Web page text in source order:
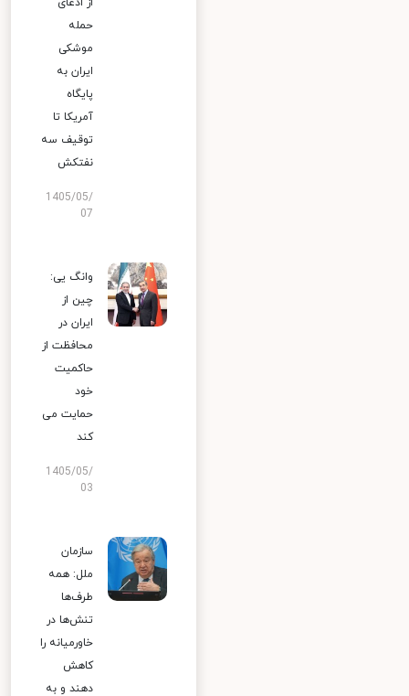
حمله
موشکی
ایران به
پایگاه
آمریکا تا
توقیف سه
نفتکش
1405/05/
07
وانگ یی:
چین از
ایران در
محافظت از
حاکمیت
خود
حمایت می
کند
1405/05/
03
سازمان
ملل: همه
طرف‌ها
تنش‌ها در
خاورمیانه را
کاهش
دهند و به